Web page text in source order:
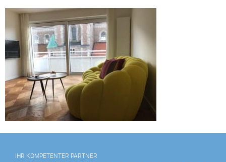
IHR KOMPETENTER PARTNER